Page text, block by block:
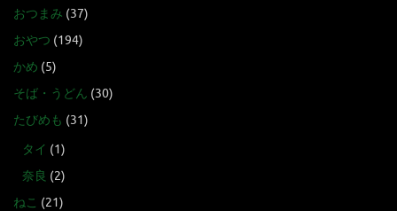
おつまみ (37)
おやつ (194)
かめ (5)
そば・うどん (30)
たびめも (31)
タイ (1)
奈良 (2)
ねこ (21)